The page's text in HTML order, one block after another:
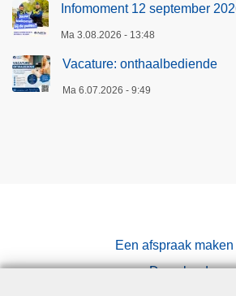
Infomoment 12 september
Ma 3.08.2026 - 13:48
Vacature: onthaalbediende
Ma 6.07.2026 - 9:49
Een afspraak maken
Downloads